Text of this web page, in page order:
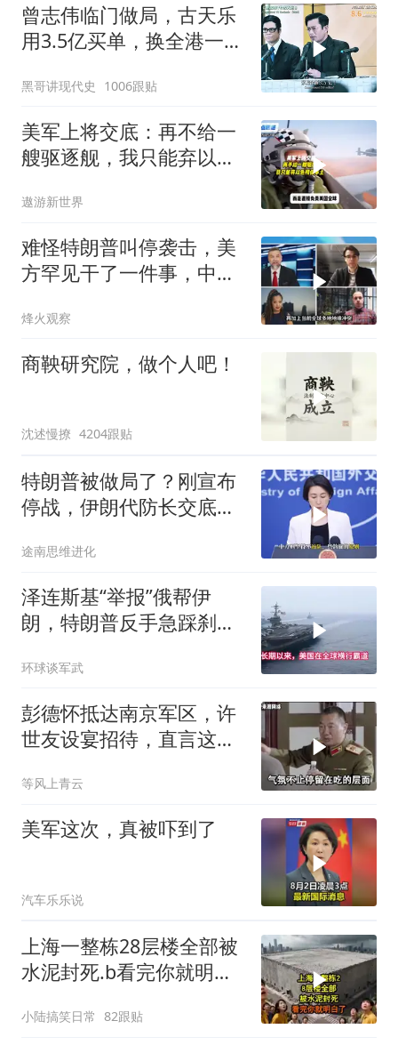
曾志伟临门做局，古天乐
用3.5亿买单，换全港一声
黑哥讲现代史 1006跟贴
美军上将交底：再不给一
艘驱逐舰，我只能弃以色
遨游新世界
难怪特朗普叫停袭击，美
方罕见干了一件事，中方
烽火观察
商鞅研究院，做个人吧！
沈述慢撩 4204跟贴
特朗普被做局了？刚宣布
停战，伊朗代防长交底，
途南思维进化
泽连斯基“举报”俄帮伊
朗，特朗普反手急踩刹
环球谈军武
彭德怀抵达南京军区，许
世友设宴招待，直言这是
等风上青云
美军这次，真被吓到了
汽车乐乐说
上海一整栋28层楼全部被
水泥封死.b看完你就明白
小陆搞笑日常 82跟贴